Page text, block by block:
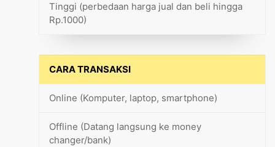
Tinggi (perbedaan harga jual dan beli hingga
Rp.1000)
CARA TRANSAKSI
Online (Komputer, laptop, smartphone)
Offline (Datang langsung ke money
changer/bank)